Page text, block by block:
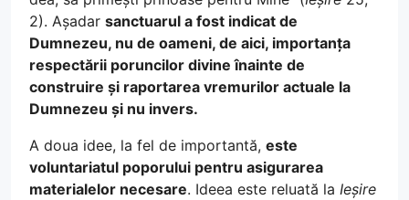
2). Așadar sanctuarul a fost indicat de
Dumnezeu, nu de oameni, de aici, importanța
respectării poruncilor divine înainte de
construire și raportarea vremurilor actuale la
Dumnezeu și nu invers.
A doua idee, la fel de importantă, este
voluntariatul poporului pentru asigurarea
materialelor necesare. Ideea este reluată la Ieșire